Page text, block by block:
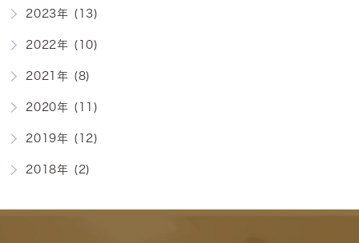
2023年 (13)
2022年 (10)
2021年 (8)
2020年 (11)
2019年 (12)
2018年 (2)